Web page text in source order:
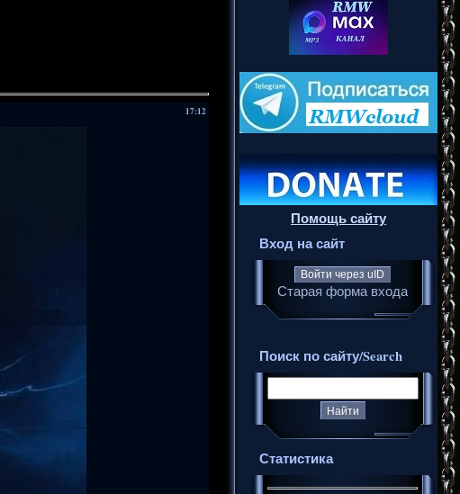
17:12
Помощь сайту
Вход на сайт
Войти через uID
Старая форма входа
Поиск по сайту/Search
Статистика